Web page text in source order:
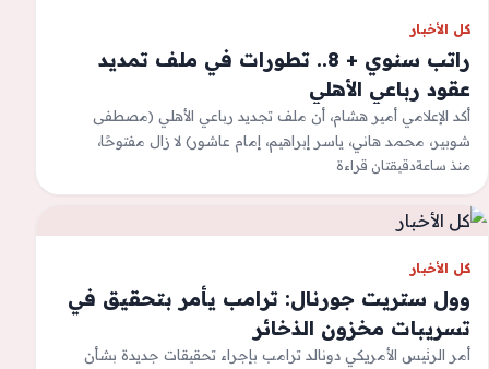
كل الأخبار
راتب سنوي + 8.. تطورات في ملف تمديد
عقود رباعي الأهلي
أكد الإعلامي أمير هشام، أن ملف تجديد رباعي الأهلي (مصطفى
شوبير، محمد هاني، ياسر إبراهيم، إمام عاشور) لا زال مفتوحًا،
واللاعبين لم…
منذ ساعةدقيقتان قراءة
كل الأخبار
وول ستريت جورنال: ترامب يأمر بتحقيق في
تسريبات مخزون الذخائر
أمر الرئيس الأمريكي دونالد ترامب بإجراء تحقيقات جديدة بشأن